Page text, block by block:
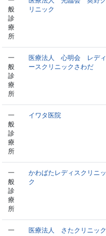
般
診
療
所
リニック
一
般
診
療
所
医療法人 心明会 レディ
ースクリニックさわだ
一
般
診
療
所
イワタ医院
一
般
診
療
所
かわばたレディスクリニッ
ク
一
医療法人 さたクリニック